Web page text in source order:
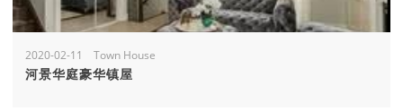
2020-02-11 Town House
河景华庭豪华镇屋